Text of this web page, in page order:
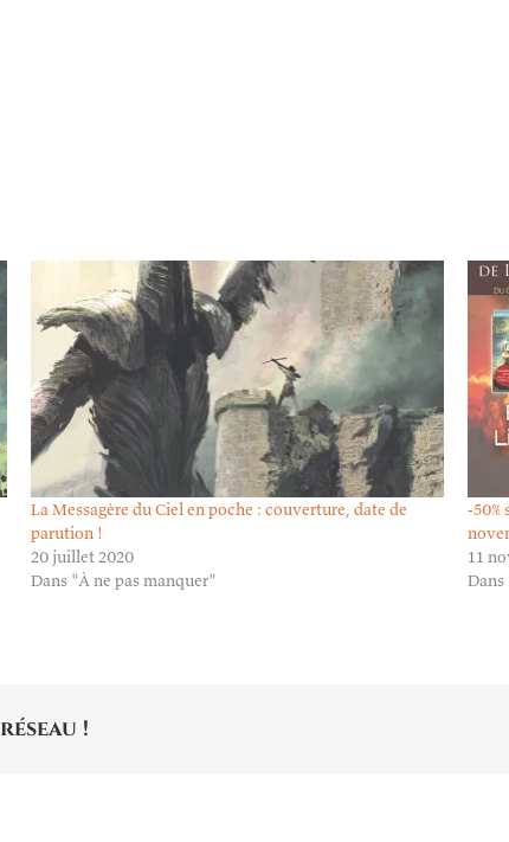
La Messagère du Ciel en poche : couverture, date de
parution !
20 juillet 2020
Dans "À ne pas manquer"
-50%
11
!